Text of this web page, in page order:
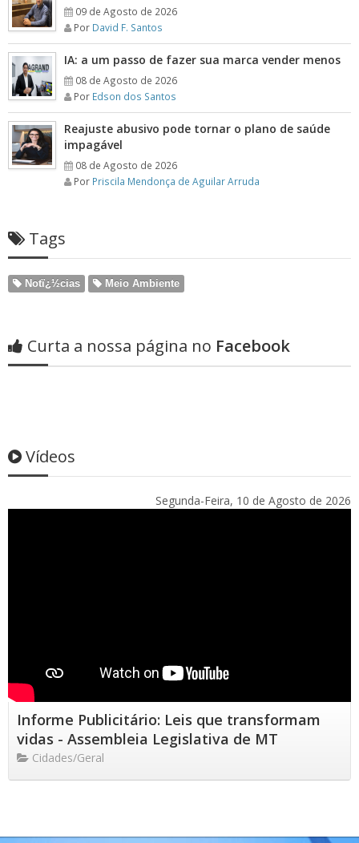
09 de Agosto de 2026
Por David F. Santos
IA: a um passo de fazer sua marca vender menos
08 de Agosto de 2026
Por Edson dos Santos
Reajuste abusivo pode tornar o plano de saúde
impagável
08 de Agosto de 2026
Por Priscila Mendonça de Aguilar Arruda
Tags
Notï¿½cias Meio Ambiente
Curta a nossa página no Facebook
Vídeos
Segunda-Feira, 10 de Agosto de 2026
Informe Publicitário: Leis que transformam
vidas - Assembleia Legislativa de MT
Cidades/Geral